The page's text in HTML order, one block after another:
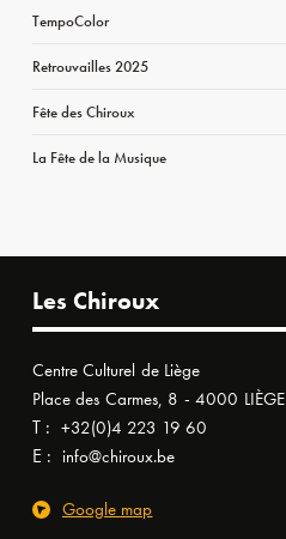
TempoColor
Retrouvailles 2025
Fête des Chiroux
La Fête de la Musique
Les Chiroux
Centre Culturel de Liège
Place des Carmes, 8 - 4000 LIÈGE
T : +32(0)4 223 19 60
E : info@chiroux.be
Google map